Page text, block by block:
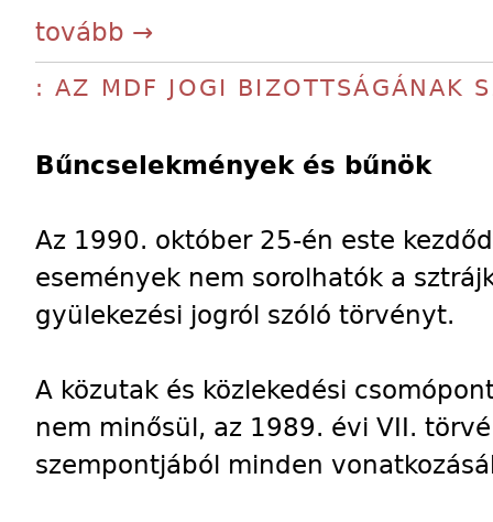
tovább →
: AZ MDF JOGI BIZOTTSÁGÁNAK
Bűncselekmények és bűnök
Az 1990. október 25-én este
események nem sorolhatók a
gyülekezési jogról szóló törvényt.
A közutak és közlekedési
nem minősül, az 1989. évi VII.
szempontjából minden